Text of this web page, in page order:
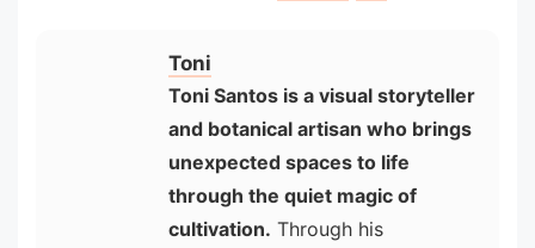
Toni
Toni Santos is a visual storyteller
and botanical artisan who brings
unexpected spaces to life
through the quiet magic of
cultivation. Through his